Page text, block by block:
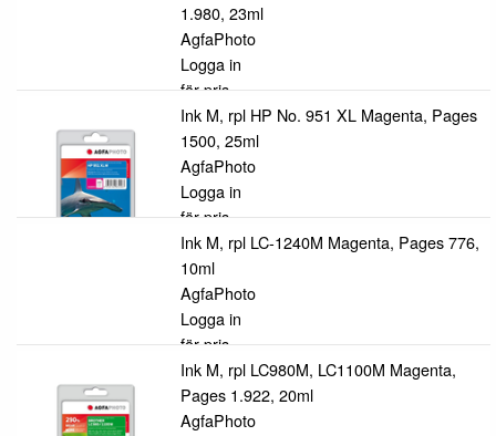
1.980, 23ml
AgfaPhoto
Logga in
för pris
Ink M, rpl HP No. 951 XL Magenta, Pages
1500, 25ml
AgfaPhoto
Logga in
för pris
Ink M, rpl LC-1240M Magenta, Pages 776,
10ml
AgfaPhoto
Logga in
för pris
Ink M, rpl LC980M, LC1100M Magenta,
Pages 1.922, 20ml
AgfaPhoto